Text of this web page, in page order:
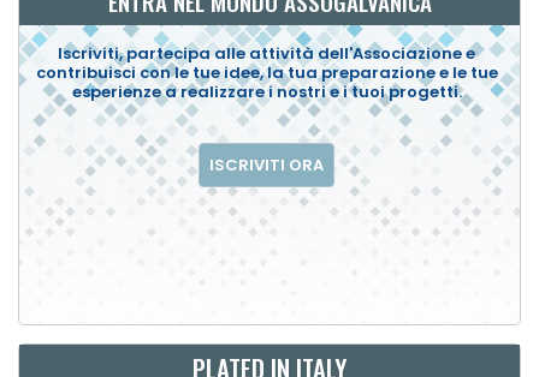
Iscriviti, partecipa alle attività dell'Associazione e
contribuisci con le tue idee, la tua preparazione e le tue
esperienze a realizzare i nostri e i tuoi progetti.
ISCRIVITI ORA
PLATED IN ITALY